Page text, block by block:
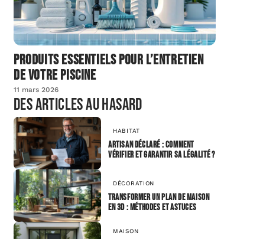
Produits essentiels pour l’entretien
de votre piscine
11 mars 2026
Des articles au hasard
HABITAT
Artisan déclaré : comment
vérifier et garantir sa légalité ?
DÉCORATION
Transformer un plan de maison
en 3D : méthodes et astuces
MAISON